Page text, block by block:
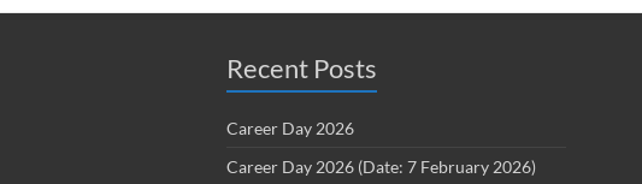
Recent Posts
Career Day 2026
Career Day 2026 (Date: 7 February 2026)